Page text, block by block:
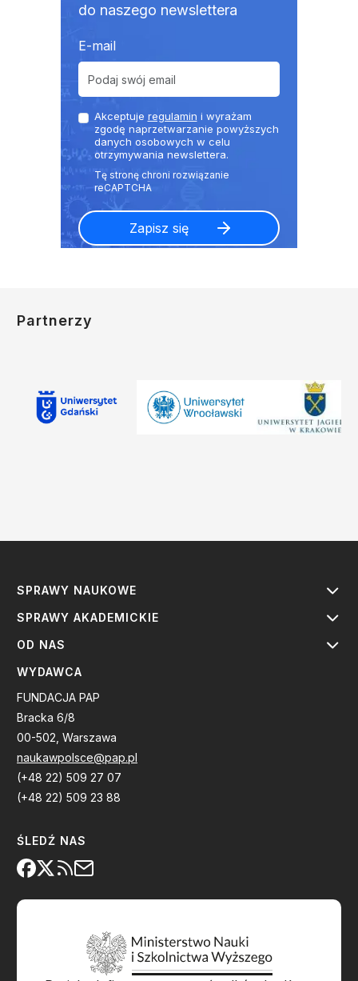
do naszego newslettera
E-mail
Akceptuje regulamin i wyrażam
zgodę naprzetwarzanie powyższych
danych osobowych w celu
otrzymywania newslettera.
Partnerzy
SPRAWY NAUKOWE
SPRAWY AKADEMICKIE
OD NAS
WYDAWCA
FUNDACJA PAP
Bracka 6/8
00-502, Warszawa
naukawpolsce@pap.pl
(+48 22) 509 27 07
(+48 22) 509 23 88
ŚLEDŹ NAS